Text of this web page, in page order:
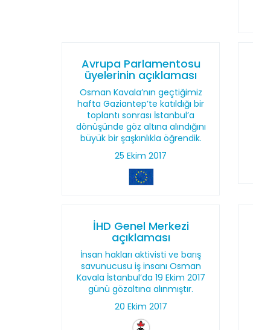
Avrupa Parlamentosu
üyelerinin açıklaması
Osman Kavala’nın geçtiğimiz
hafta Gaziantep’te katıldığı bir
toplantı sonrası İstanbul’a
dönüşünde göz altına alındığını
büyük bir şaşkınlıkla öğrendik.
25 Ekim 2017
İHD Genel Merkezi
açıklaması
İnsan hakları aktivisti ve barış
savunucusu iş insanı Osman
Kavala İstanbul’da 19 Ekim 2017
günü gözaltına alınmıştır.
20 Ekim 2017